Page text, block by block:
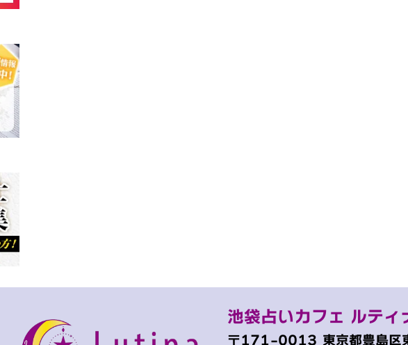
池袋占いカフェ ルティ
〒171-0013 東京都豊島